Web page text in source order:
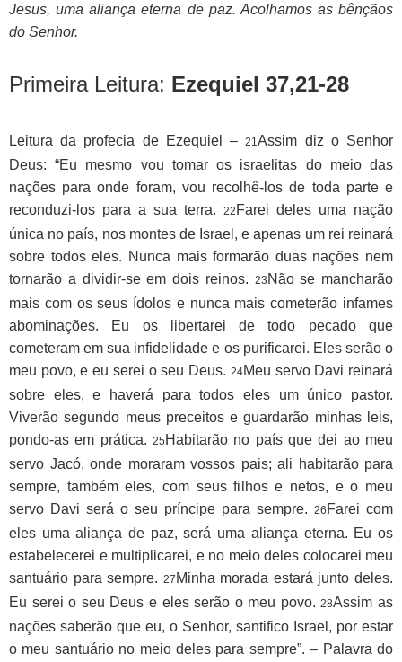
Jesus, uma aliança eterna de paz. Acolhamos as bênçãos
do Senhor.
Primeira Leitura: Ezequiel 37,21-28
Leitura da profecia de Ezequiel –21Assim diz o Senhor
Deus: “Eu mesmo vou tomar os israelitas do meio das
nações para onde foram, vou recolhê-los de toda parte e
reconduzi-los para a sua terra.
22 Farei deles uma nação
única no país, nos montes de Israel, e apenas um rei reinará
sobre todos eles. Nunca mais formarão duas nações nem
tornarão a dividir-se em dois reinos. 23 Não se mancharão
mais com os seus ídolos e nunca mais cometerão infames
abominações. Eu os libertarei de todo pecado que
cometeram em sua infidelidade e os purificarei. Eles serão o
meu povo, e eu serei o seu Deus. 24Meu servo Davi reinará
sobre eles, e haverá para todos eles um único pastor.
Viverão segundo meus preceitos e guardarão minhas leis,
pondo-as em prática. 25 Habitarão no país que dei ao meu
servo Jacó, onde moraram vossos pais; ali habitarão para
sempre, também eles, com seus filhos e netos, e o meu
servo Davi será o seu príncipe para sempre. 26 Farei com
eles uma aliança de paz, será uma aliança eterna. Eu os
estabelecerei e multiplicarei, e no meio deles colocarei meu
santuário para sempre. 27 Minha morada estará junto deles.
Eu serei o seu Deus e eles serão o meu povo.28Assim as
nações saberão que eu, o Senhor, santifico Israel, por estar
o meu santuário no meio deles para sempre”. – Palavra do